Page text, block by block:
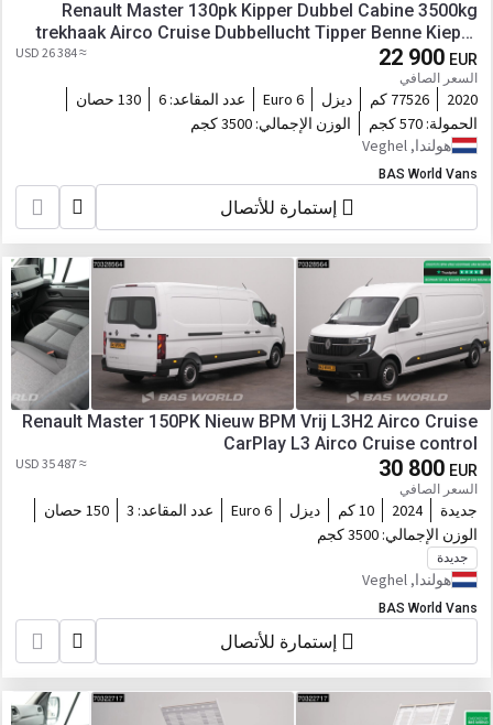
Renault Master 130pk Kipper Dubbel Cabine 3500kg
trekhaak Airco Cruise Dubbellucht Tipper Benne Kieper
Airco Trekhaak Cruise control
22 900 EUR
السعر الصافي
≈ 26 384 USD
2020 77526 كم ديزل Euro 6 عدد المقاعد: 6
130 حصان
الحمولة: 570 كجم الوزن الإجمالي: 3500 كجم
هولندا, Veghel
BAS World Vans
إستمارة للأتصال
Renault Master 150PK Nieuw BPM Vrij L3H2 Airco Cruise
CarPlay L3 Airco Cruise control
30 800 EUR
السعر الصافي
≈ 35 487 USD
جديدة 2024 10 كم ديزل Euro 6 عدد المقاعد: 3
150 حصان
الوزن الإجمالي: 3500 كجم
جديدة
هولندا, Veghel
BAS World Vans
إستمارة للأتصال